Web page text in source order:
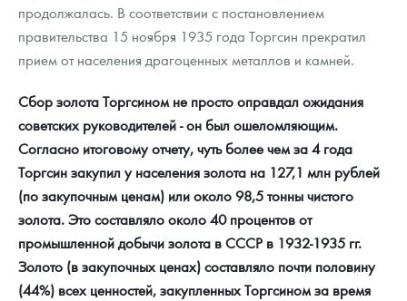
продолжалась. В соответствии с постановлением
правительства 15 ноября 1935 года Торгсин прекратил
прием от населения драгоценных металлов и камней.
Сбор золота Торгсином не просто оправдал ожидания
советских руководителей - он был ошеломляющим.
Согласно итоговому отчету, чуть более чем за 4 года
Торгсин закупил у населения золота на 127,1 млн рублей
(по закупочным ценам) или около 98,5 тонны чистого
золота. Это составляло около 40 процентов от
промышленной добычи золота в СССР в 1932-1935 гг.
Золото (в закупочных ценах) составляло почти половину
(44%) всех ценностей, закупленных Торгсином за время